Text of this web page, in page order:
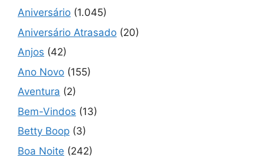
Aniversário (1.045)
Aniversário Atrasado (20)
Anjos (42)
Ano Novo (155)
Aventura (2)
Bem-Vindos (13)
Betty Boop (3)
Boa Noite (242)